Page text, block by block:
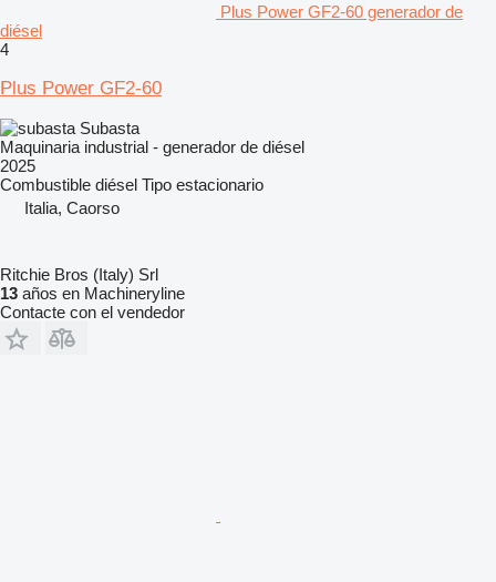
Plus Power GF2-60 generador de
diésel
4
Plus Power GF2-60
Subasta
Maquinaria industrial - generador de diésel
2025
Combustible diésel Tipo estacionario
Italia, Caorso
Ritchie Bros (Italy) Srl
13 años en Machineryline
Contacte con el vendedor